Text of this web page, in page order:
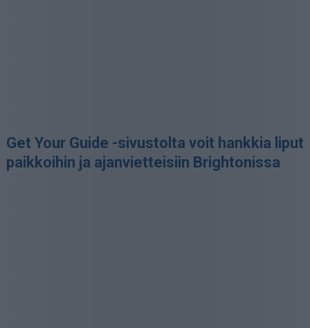
Get Your Guide -sivustolta voit hankkia liput
paikkoihin ja ajanvietteisiin Brightonissa